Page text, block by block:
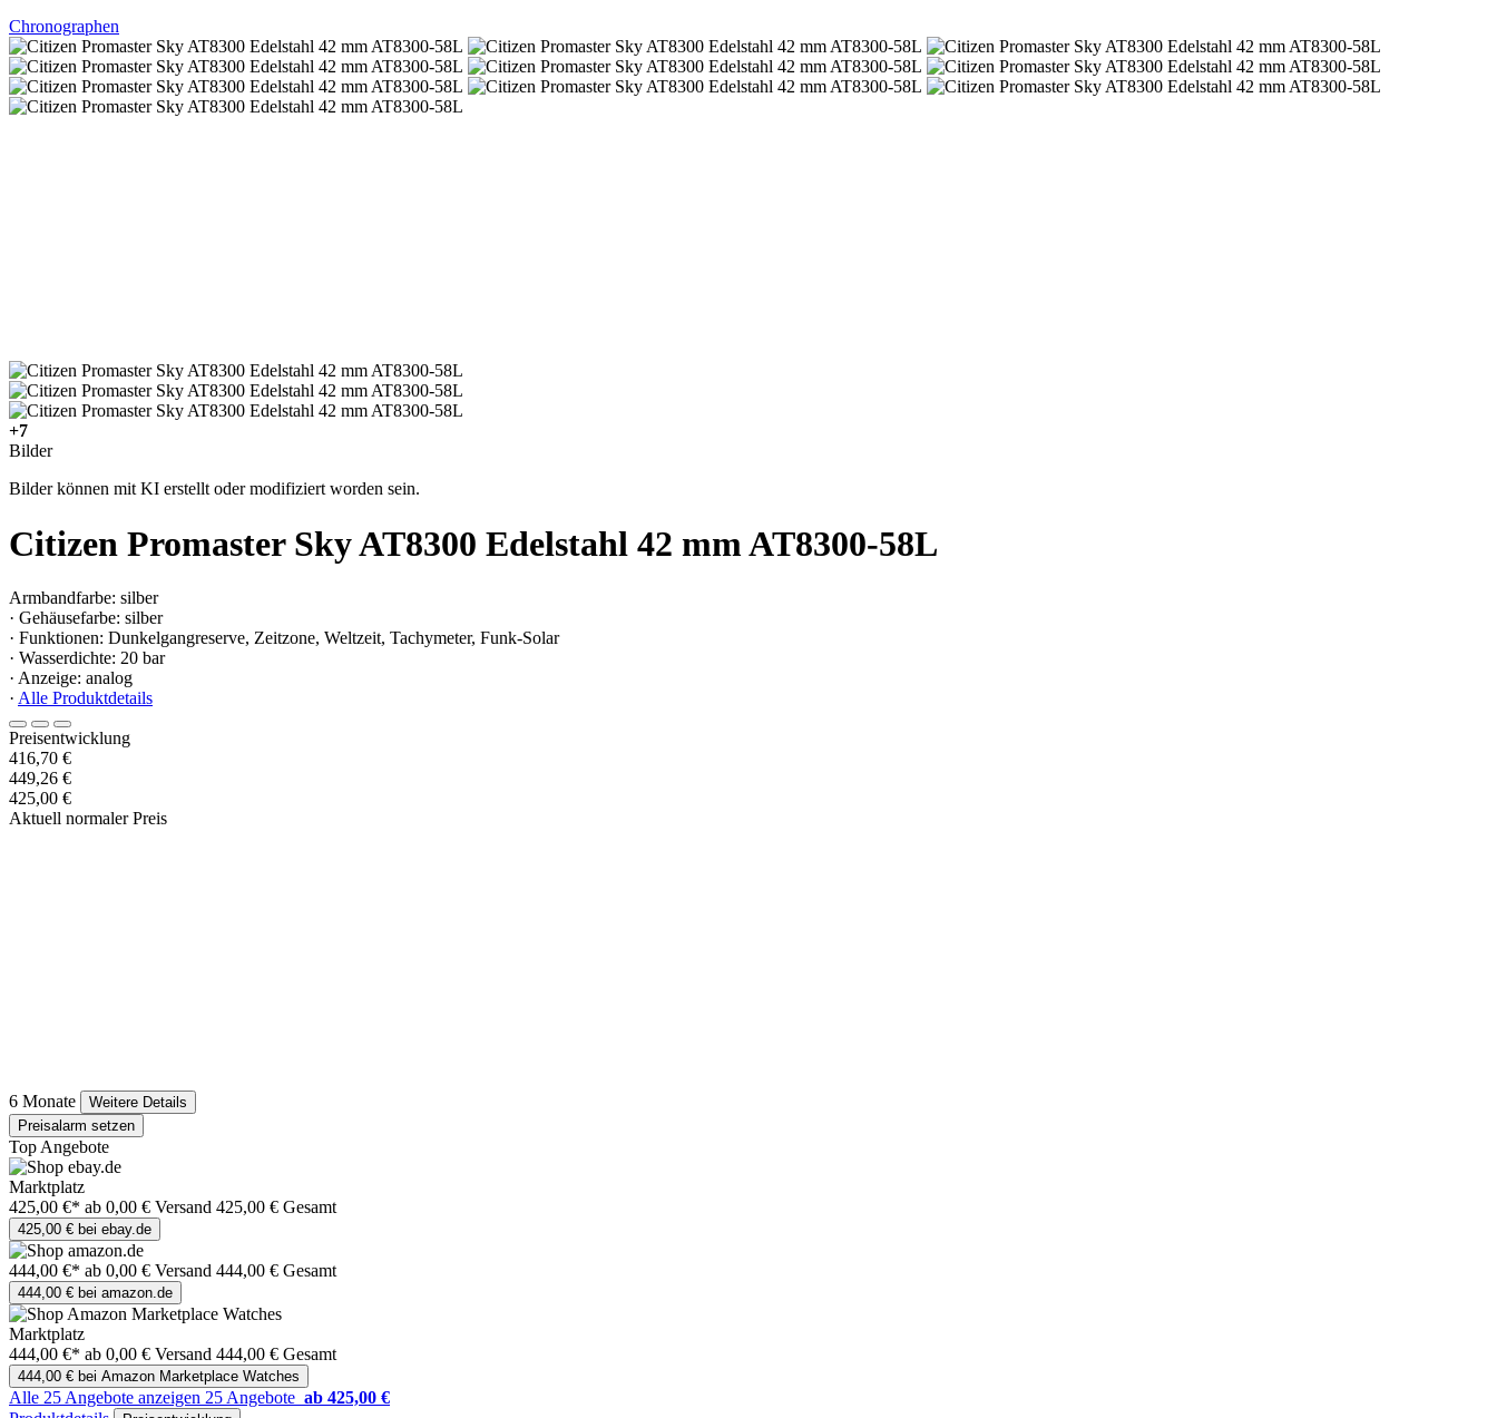
Chronographen
+7
Bilder
Bilder können mit KI erstellt oder modifiziert worden sein.
Citizen Promaster Sky AT8300 Edelstahl 42 mm AT8300-58L
Armbandfarbe: silber
· Gehäusefarbe: silber
· Funktionen: Dunkelgangreserve, Zeitzone, Weltzeit, Tachymeter, Funk-Solar
· Wasserdichte: 20 bar
· Anzeige: analog
· Alle Produktdetails
Preisentwicklung
416,70 €
449,26 €
425,00 €
Aktuell normaler Preis
6 Monate
Weitere Details
Preisalarm setzen
Top Angebote
Marktplatz
425,00 €* ab 0,00 € Versand 425,00 € Gesamt
425,00 € bei ebay.de
444,00 €* ab 0,00 € Versand 444,00 € Gesamt
444,00 € bei amazon.de
Marktplatz
444,00 €* ab 0,00 € Versand 444,00 € Gesamt
444,00 € bei Amazon Marketplace Watches
Alle 25 Angebote anzeigen 25 Angebote ab 425,00 €